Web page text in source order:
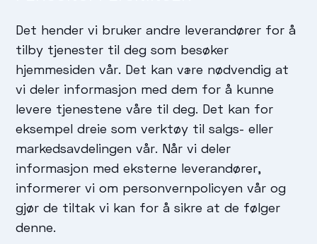
Det hender vi bruker andre leverandører for å
tilby tjenester til deg som besøker
hjemmesiden vår. Det kan være nødvendig at
vi deler informasjon med dem for å kunne
levere tjenestene våre til deg. Det kan for
eksempel dreie som verktøy til salgs- eller
markedsavdelingen vår. Når vi deler
informasjon med eksterne leverandører,
informerer vi om personvernpolicyen vår og
gjør de tiltak vi kan for å sikre at de følger
denne.